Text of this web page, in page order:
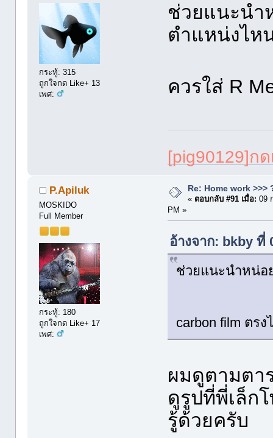
กระทู้: 315
ถูกใจกด Like+ 13
เพศ:
ช่วยแนะนำ
ตำแหน่งไห
ควรใส่ R
[pig90129]ก
P.Apiluk
MOSKIDO
Full Member
กระทู้: 180
ถูกใจกด Like+ 17
เพศ:
Re: Home work >>>
« ตอบกลับ #91 เมื่อ: 09
PM »
อ้างจาก: bkby ที่
ช่วยแนะนำหน่อ
carbon film ตร
ผมดูตามตา
ดูรูปที่พี่เล็ก
รู้ด้วยครับ